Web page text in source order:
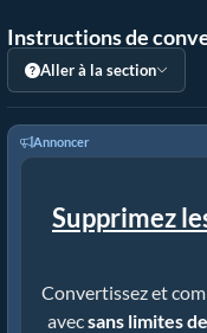
Instructions de
Aller à la section
Annoncer
Supprimez
Convertissez et
avecsans limites